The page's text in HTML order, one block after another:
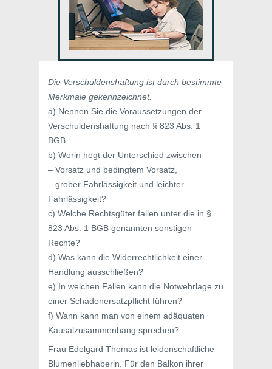
Die Verschuldenshaftung ist durch bestimmte
Merkmale gekennzeichnet.
a) Nennen Sie die Voraussetzungen der
Verschuldenshaftung nach § 823 Abs. 1
BGB.
b) Worin hegt der Unterschied zwischen
– Vorsatz und bedingtem Vorsatz,
– grober Fahrlässigkeit und leichter
Fahrlässigkeit?
c) Welche Rechtsgüter fallen unter die in §
823 Abs. 1 BGB genannten sonstigen
Rechte?
d) Was kann die Widerrechtlichkeit einer
Handlung ausschließen?
e) In welchen Fällen kann die Notwehrlage zu
einer Schadenersatzpflicht führen?
f) Wann kann man von einem adäquaten
Kausalzusammenhang sprechen?
Frau Edelgard Thomas ist leidenschaftliche
Blumenliebhaberin. Für den Balkon ihrer